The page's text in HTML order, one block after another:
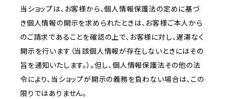
当ショップは、お客様から、個人情報保護法の定めに基づ
き個人情報の開示を求められたときは、お客様ご本人から
のご請求であることを確認の上で、お客様に対し、遅滞なく
開示を行います（当該個人情報が存在しないときにはその
旨を通知いたします。）。但し、個人情報保護法その他の法
令により、当ショップが開示の義務を負わない場合は、この
限りではありません。